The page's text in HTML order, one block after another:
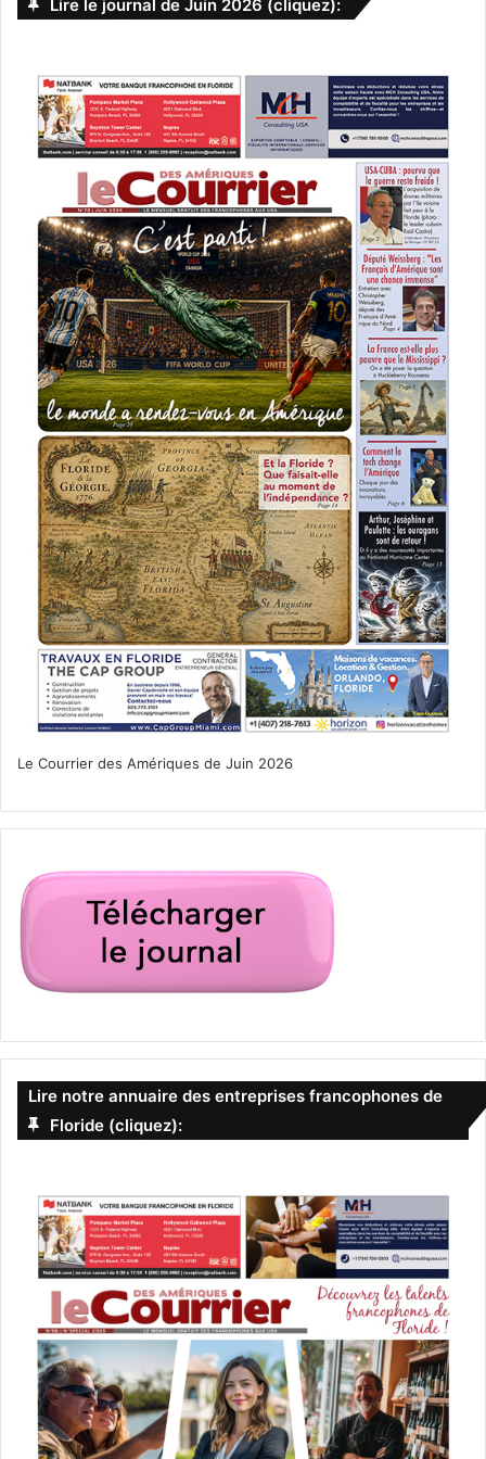
lors de leur séjour en Floride, le document en question.
pourraient alors recevoir une amende ou même une peine
de prison.
PUBLICITE :
Canadians documents Etats-Unis
frontière Québécois snowbirds
Lire le journal de Juin 2026 (cliquez):
Le Courrier des Amériques de Juin 2026
Lire notre annuaire des entreprises francophones de
Floride (cliquez):